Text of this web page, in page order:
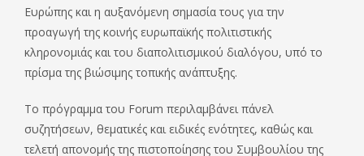
Ευρώπης και η αυξανόμενη σημασία τους για την
προαγωγή της κοινής ευρωπαϊκής πολιτιστικής
κληρονομιάς και του διαπολιτισμικού διαλόγου, υπό το
πρίσμα της βιώσιμης τοπικής ανάπτυξης.
Το πρόγραμμα του Forum περιλαμβάνει πάνελ
συζητήσεων, θεματικές και ειδικές ενότητες, καθώς και
τελετή απονομής της πιστοποίησης του Συμβουλίου της